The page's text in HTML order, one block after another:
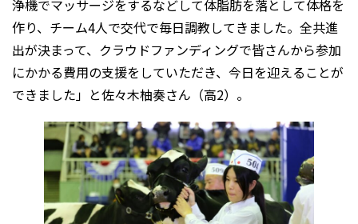
浄機でマッサージをするなどして体脂肪を落として体格を
作り、チーム4人で交代で毎日調教してきました。全共進
出が決まって、クラウドファンディングで皆さんから参加
にかかる費用の支援をしていただき、今日を迎えることが
できました」と佐々木柚奏さん（高2）。